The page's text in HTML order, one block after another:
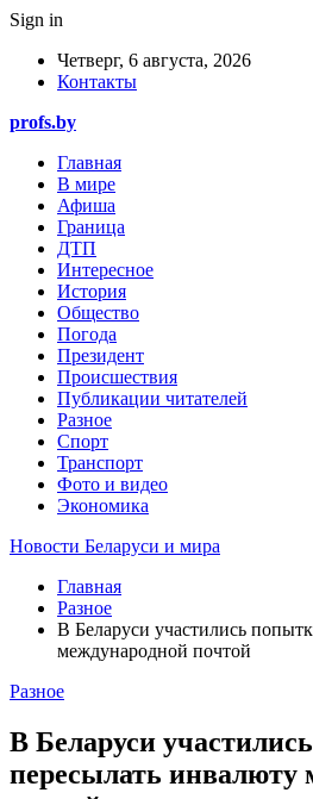
Sign in
Четверг, 6 августа, 2026
Контакты
profs.by
Главная
В мире
Афиша
Граница
ДТП
Интересное
История
Общество
Погода
Президент
Происшествия
Публикации читателей
Разное
Спорт
Транспорт
Фото и видео
Экономика
Новости Беларуси и мира
Главная
Разное
В Беларуси участились
международной почтой
Разное
В Беларуси
пересылать инвалюту